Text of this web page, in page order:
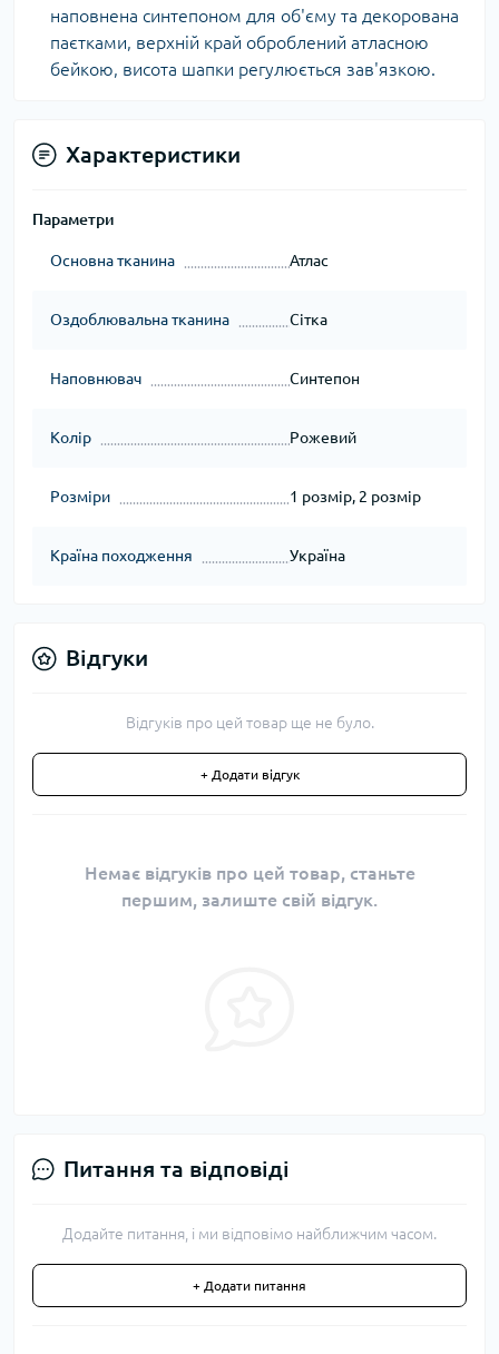
наповнена синтепоном для об'єму та декорована
паєтками, верхній край оброблений атласною
бейкою, висота шапки регулюється зав'язкою.
Характеристики
Параметри
Основна тканина Атлас
Оздоблювальна тканина Сітка
Наповнювач Синтепон
Колір Рожевий
Розміри 1 розмір, 2 розмір
Країна походження Україна
Відгуки
Відгуків про цей товар ще не було.
+ Додати відгук
Немає відгуків про цей товар, станьте
першим, залиште свій відгук.
Питання та відповіді
Додайте питання, і ми відповімо найближчим часом.
+ Додати питання